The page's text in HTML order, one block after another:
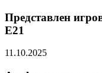
Представлен
E21
11.10.2025